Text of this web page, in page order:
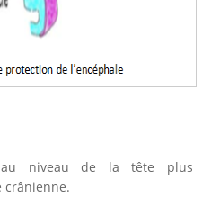
au niveau de la tête plus
crânienne.